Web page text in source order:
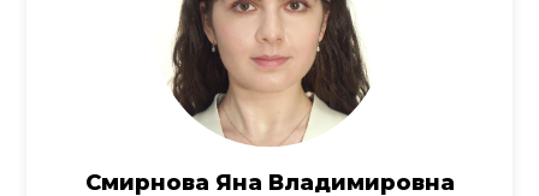
Смирнова Яна Владимировна